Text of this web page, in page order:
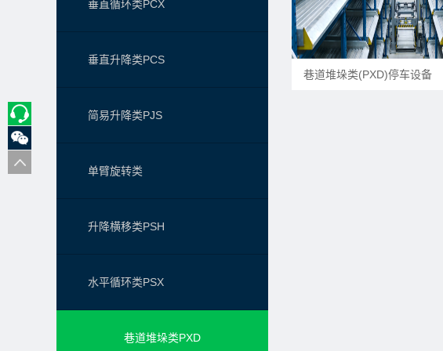
垂直循环类PCX
垂直升降类PCS
简易升降类PJS
单臂旋转类
升降横移类PSH
水平循环类PSX
巷道堆垛类PXD
巷道堆垛类(PXD)停车设备